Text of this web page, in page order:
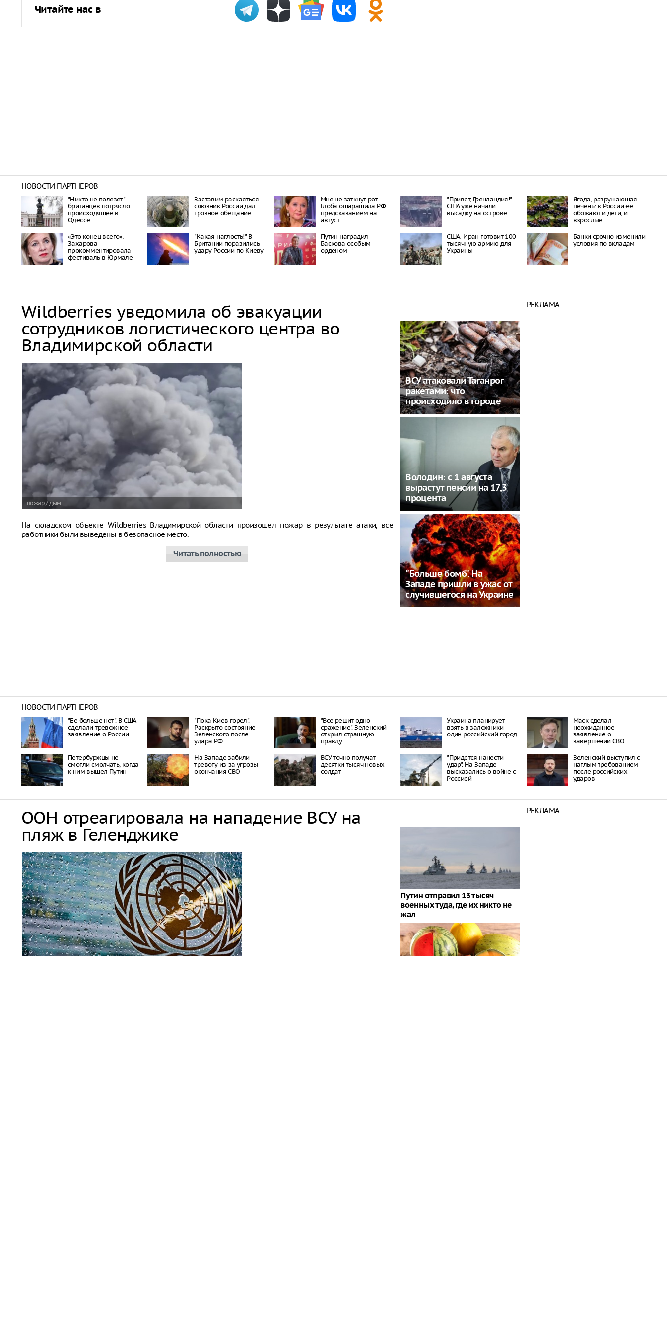
Читайте нас в
НОВОСТИ ПАРТНЕРОВ
"Никто не полезет":
британцев потрясло
происходящее в
Одессе
Заставим раскаяться:
союзник России дал
грозное обещание
Мне не заткнут рот.
Глоба ошарашила РФ
предсказанием на
август
"Привет, Гренландия!":
США уже начали
высадку на острове
Ягода, разрушающая
печень: в России её
обожают и дети, и
взрослые
«Это конец всего»:
Захарова
прокомментировала
фестиваль в Юрмале
"Какая наглость!" В
Британии поразились
удару России по Киеву
Путин наградил
Баскова особым
орденом
США: Иран готовит 100-
тысячную армию для
Украины
Банки срочно изменили
условия по вкладам
Wildberries уведомила об эвакуации
сотрудников логистического центра во
Владимирской области
пожар / дым
На складском объекте Wildberries Владимирской области произошел пожар в результате атаки, все
работники были выведены в безопасное место.
Читать полностью
ВСУ атаковали Таганрог
ракетами: что
происходило в городе
Володин: с 1 августа
вырастут пенсии на 17,3
процента
"Больше бомб". На
Западе пришли в ужас от
случившегося на Украине
РЕКЛАМА
НОВОСТИ ПАРТНЕРОВ
"Ее больше нет". В США
сделали тревожное
заявление о России
"Пока Киев горел".
Раскрыто состояние
Зеленского после
удара РФ
"Все решит одно
сражение". Зеленский
открыл страшную
правду
Украина планирует
взять в заложники
один российский город
Маск сделал
неожиданное
заявление о
завершении СВО
Петербуржцы не
смогли смолчать, когда
к ним вышел Путин
На Западе забили
тревогу из-за угрозы
окончания СВО
ВСУ точно получат
десятки тысяч новых
солдат
"Придется нанести
удар". На Западе
высказались о войне с
Россией
Зеленский выступил с
наглым требованием
после российских
ударов
ООН отреагировала на нападение ВСУ на
пляж в Геленджике
Путин отправил 13 тысяч
военных туда, где их никто не
жал
РЕКЛАМА